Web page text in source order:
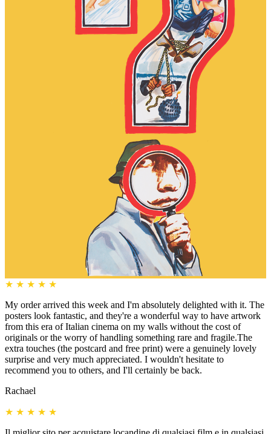
★ ★ ★ ★ ★
My order arrived this week and I'm absolutely delighted with it. The
posters look fantastic, and they're a wonderful way to have artwork
from this era of Italian cinema on my walls without the cost of
originals or the worry of handling something rare and fragile.The
extra touches (the postcard and free print) were a genuinely lovely
surprise and very much appreciated. I wouldn't hesitate to
recommend you to others, and I'll certainly be back.
Rachael
★ ★ ★ ★ ★